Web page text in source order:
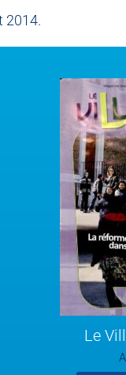
2014.
Le